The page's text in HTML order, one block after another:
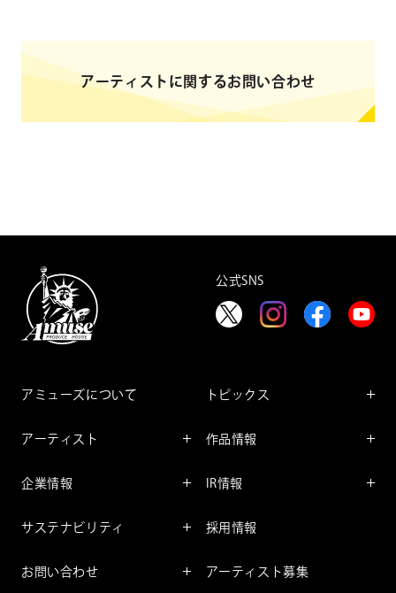
アーティストに関するお問い合わせ
公式SNS
アミューズについて
アーティスト
企業情報
企業理念
サステナビリティ
お問い合わせ
トピックス
レポート
作品情報
コミック
IR情報
IRマネージメント
採用情報
アーティスト募集